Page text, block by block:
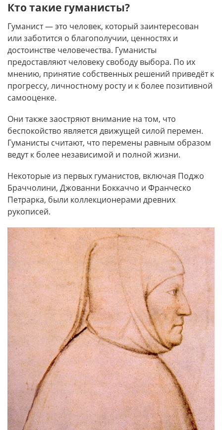
Кто такие гуманисты?
Гуманист — это человек, который заинтересован
или заботится о благополучии, ценностях и
достоинстве человечества. Гуманисты
предоставляют человеку свободу выбора. По их
мнению, принятие собственных решений приведёт к
прогрессу, личностному росту и к более позитивной
самооценке.
Они также заостряют внимание на том, что
беспокойство является движущей силой перемен.
Гуманисты считают, что перемены равным образом
ведут к более независимой и полной жизни.
Некоторые из первых гуманистов, включая Поджо
Браччолини, Джованни Боккаччо и Франческо
Петрарка, были коллекционерами древних
рукописей.